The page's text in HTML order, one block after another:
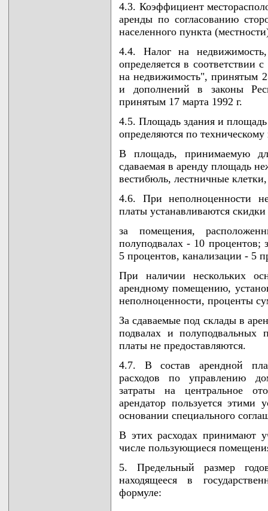
4.3. Коэффициент
аренды по согласованию
населенного пункта
4.4. Налог на недвижимость,
определяется в соответствии
на недвижимость", принятым
и дополнений в законы
принятым 17 марта 1992 г.
4.5. Площадь здания и
определяются по техническому
В площадь, принимаемую
сдаваемая в аренду площадь
вестибюль, лестничные
4.6. При неполноценности
платы устанавливаются
за помещения,
полуподвалах - 10
5 процентов, канализации - 5
При наличии нескольких
арендному помещению,
неполноценности, проценты
За сдаваемые под склады в
подвалах и полуподвальных
платы не предоставляются.
4.7. В состав арендной
расходов по управлению
затраты на центральное
арендатор пользуется
основании специального
В этих расходах принимают
числе пользующиеся
5. Предельный размер
находящееся в
формуле: